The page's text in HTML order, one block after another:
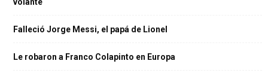
Falleció Jorge Messi, el papá de Lionel
Le robaron a Franco Colapinto en Europa